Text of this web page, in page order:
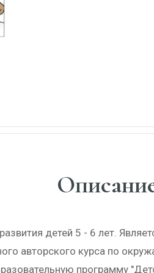
детей 5 - 6 лет.
авторского курса по
программу